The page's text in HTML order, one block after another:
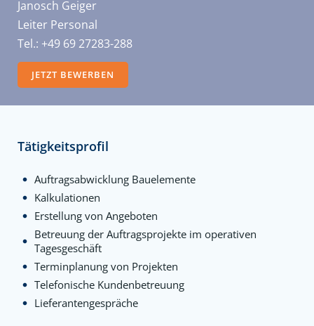
Janosch Geiger
Leiter Personal
Tel.: +49 69 27283-288
JETZT BEWERBEN
Tätigkeitsprofil
Auftragsabwicklung Bauelemente
Kalkulationen
Erstellung von Angeboten
Betreuung der Auftragsprojekte im operativen
Tagesgeschäft
Terminplanung von Projekten
Telefonische Kundenbetreuung
Lieferantengespräche